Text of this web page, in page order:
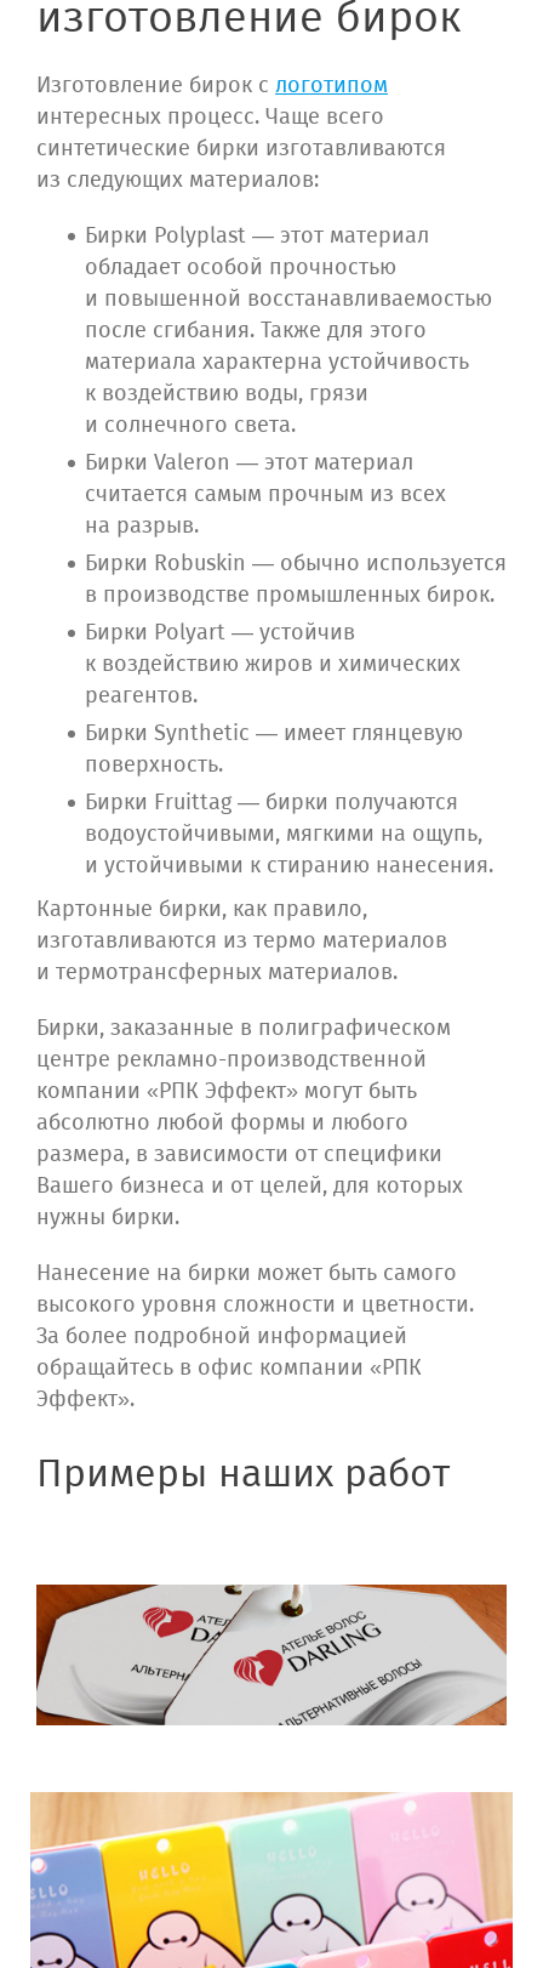
изготовление бирок
Изготовление бирок с логотипом
интересных процесс. Чаще всего
синтетические бирки изготавливаются
из следующих материалов:
Бирки Polyplast — этот материал
обладает особой прочностью
и повышенной восстанавливаемостью
после сгибания. Также для этого
материала характерна устойчивость
к воздействию воды, грязи
и солнечного света.
Бирки Valeron — этот материал
считается самым прочным из всех
на разрыв.
Бирки Robuskin — обычно используется
в производстве промышленных бирок.
Бирки Polyart — устойчив
к воздействию жиров и химических
реагентов.
Бирки Synthetic — имеет глянцевую
поверхность.
Бирки Fruittag — бирки получаются
водоустойчивыми, мягкими на ощупь,
и устойчивыми к стиранию нанесения.
Картонные бирки, как правило,
изготавливаются из термо материалов
и термотрансферных материалов.
Бирки, заказанные в полиграфическом
центре рекламно-производственной
компании «РПК Эффект» могут быть
абсолютно любой формы и любого
размера, в зависимости от специфики
Вашего бизнеса и от целей, для которых
нужны бирки.
Нанесение на бирки может быть самого
высокого уровня сложности и цветности.
За более подробной информацией
обращайтесь в офис компании «РПК
Эффект».
Примеры наших работ